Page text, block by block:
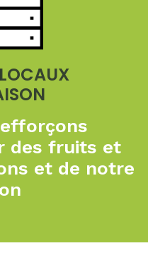
des fruits et
et de notre